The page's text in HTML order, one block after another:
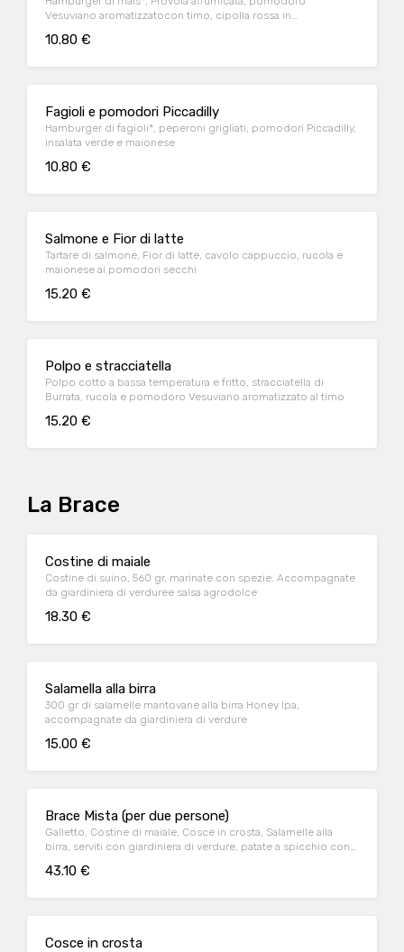
Vesuviano aromatizzatocon timo, cipolla rossa in
10.80 €
Fagioli e pomodori Piccadilly
Hamburger di fagioli*, peperoni grigliati, pomodori Piccadilly,
insalata verde e maionese
10.80 €
Salmone e Fior di latte
Tartare di salmone, Fior di latte, cavolo cappuccio, rucola e
maionese ai pomodori secchi
15.20 €
Polpo e stracciatella
Polpo cotto a bassa temperatura e fritto, stracciatella di
Burrata, rucola e pomodoro Vesuviano aromatizzato al timo
15.20 €
La Brace
Costine di maiale
Costine di suino, 560 gr, marinate con spezie. Accompagnate
da giardiniera di verduree salsa agrodolce
18.30 €
Salamella alla birra
300 gr di salamelle mantovane alla birra Honey Ipa,
accompagnate da giardiniera di verdure
15.00 €
Brace Mista (per due persone)
Galletto, Costine di maiale, Cosce in crosta, Salamelle alla
birra, serviti con giardiniera di verdure, patate a spicchio con
43.10 €
Cosce in crosta